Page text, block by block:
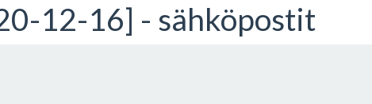
12-16] - sähköpostit